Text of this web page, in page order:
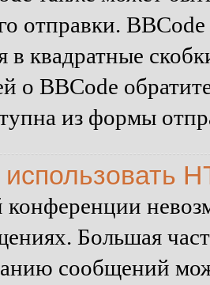
отправки.
в квадратные
о BBCode
из формы
конференции
Большая
сообщений